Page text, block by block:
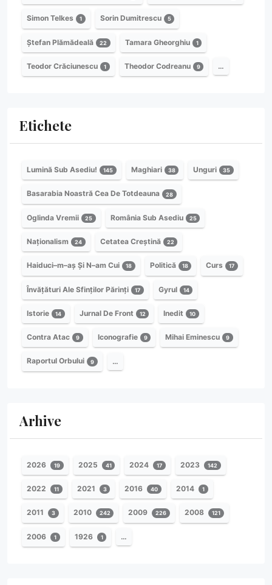
Simon Telkes 1 Sorin Dumitrescu 5
Ștefan Plămădeală 22 Tamara Gheorghiu 1
Teodor Crăciunescu 1 Theodor Codreanu 9 …
Etichete
Lumină Sub Asediu! 145 Maghiari 38 Unguri 35
Basarabia Noastră Cea De Totdeauna 28
Oglinda Vremii 25 România Sub Asediu 25
Naționalism 24 Cetatea Creștină 22
Haiduci–m–aș Și N–am Cui 18 Politică 18 Curs 17
Învățături Ale Sfinților Părinți 17 Gyrul 14
Istorie 14 Jurnal De Front 12 Inedit 10
Contra Atac 9 Iconografie 9 Mihai Eminescu 9
Raportul Orbului 9 …
Arhive
2026 19 2025 41 2024 17 2023 142
2022 11 2021 3 2016 40 2014 1
2011 3 2010 242 2009 226 2008 121
2006 1 1926 1 …